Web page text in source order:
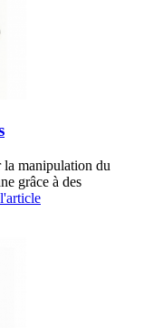
la manipulation du
grâce à des